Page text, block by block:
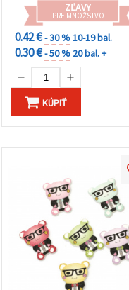
ZĽAVY
PRE MNOŽSTVO
0.42 €- 30 %10-19 bal.
0.30 €- 50 % 20 bal. +
KÚPIŤ